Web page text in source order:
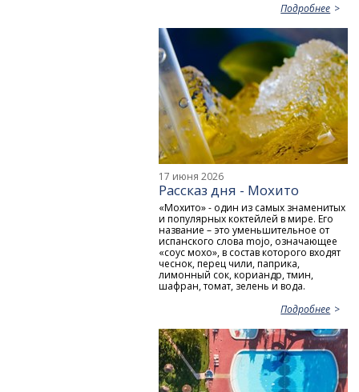
Подробнее
17 июня 2026
Рассказ дня - Мохито
«Мохито» - один из самых знаменитых
и популярных коктейлей в мире. Его
название – это уменьшительное от
испанского слова mojo, означающее
«соус мохо», в состав которого входят
чеснок, перец чили, паприка,
лимонный сок, кориандр, тмин,
шафран, томат, зелень и вода.
Подробнее